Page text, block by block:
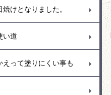
けとなりました。
い道
って塗りにくい事も